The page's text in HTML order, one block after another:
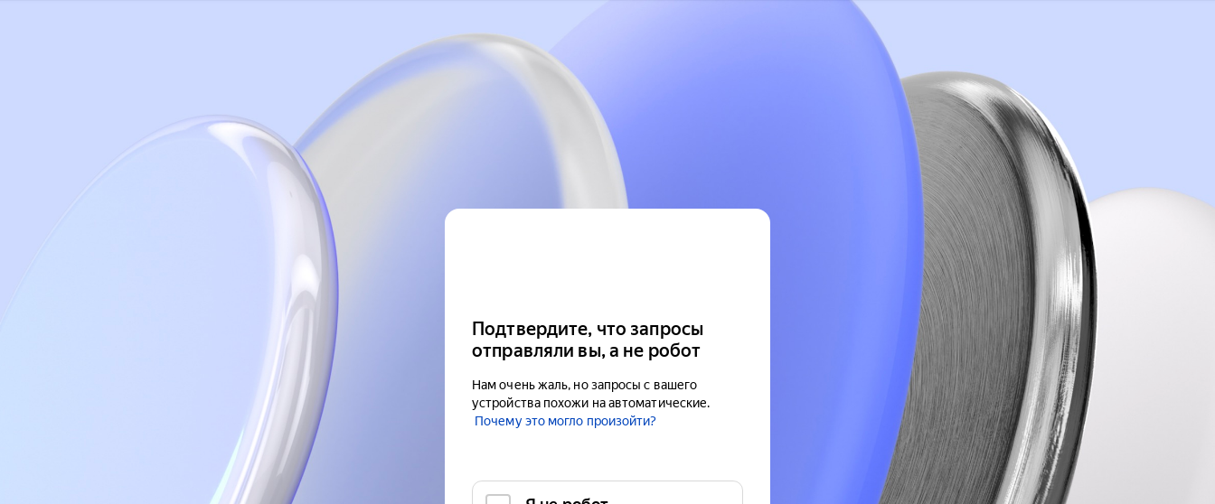
Подтвердите, что запросы
отправляли вы, а не робот
Нам очень жаль, но запросы с вашего
устройства похожи на автоматические.
Почему это могло произойти?